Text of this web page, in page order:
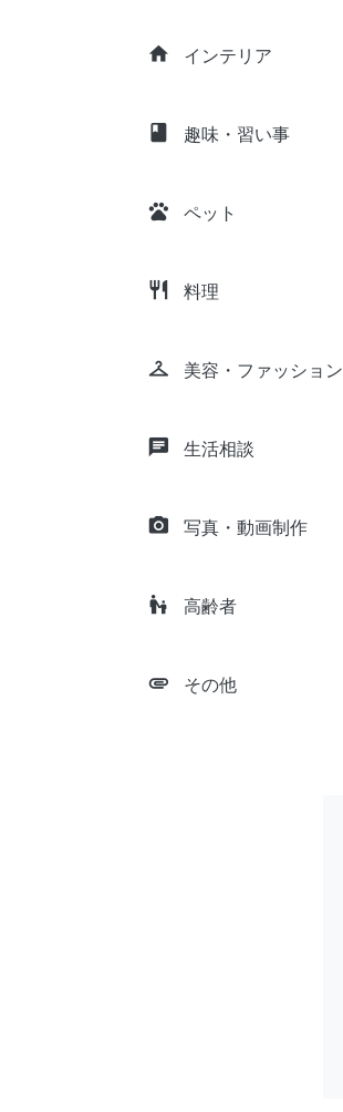
home インテリア
class 趣味・習い事
pets ペット
restaurant 料理
checkroom 美容・ファッション
chat 生活相談
camera_alt 写真・動画制作
escalator_warning 高齢者
attachment その他